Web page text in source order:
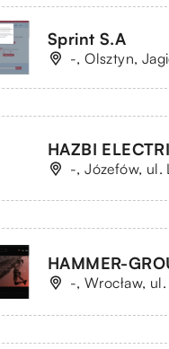
Sprint S.A
-, Olsztyn,
HAZBI
-, Józefów, ul.
HAMMER-
-, Wrocław,